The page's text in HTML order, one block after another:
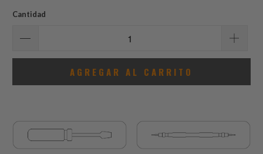
Cantidad
AGREGAR AL CARRITO